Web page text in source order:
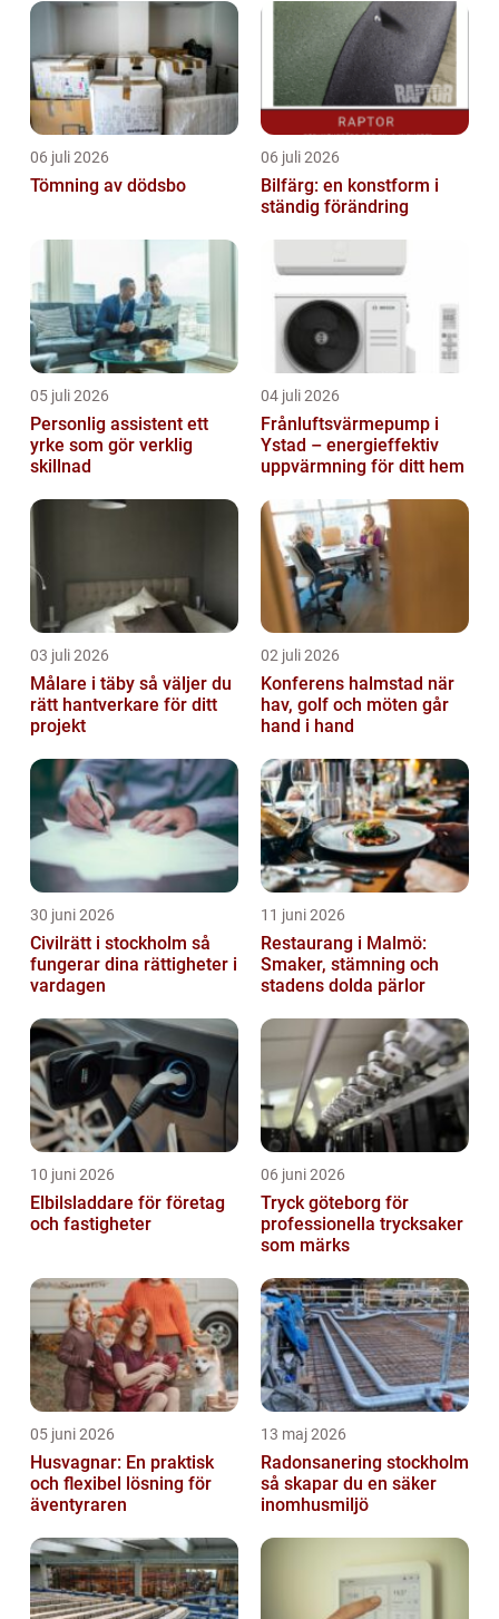
06 juli 2026
Tömning av dödsbo
06 juli 2026
Bilfärg: en konstform i
ständig förändring
05 juli 2026
Personlig assistent ett
yrke som gör verklig
skillnad
04 juli 2026
Frånluftsvärmepump i
Ystad – energieffektiv
uppvärmning för ditt hem
03 juli 2026
Målare i täby så väljer du
rätt hantverkare för ditt
projekt
02 juli 2026
Konferens halmstad när
hav, golf och möten går
hand i hand
30 juni 2026
Civilrätt i stockholm så
fungerar dina rättigheter i
vardagen
11 juni 2026
Restaurang i Malmö:
Smaker, stämning och
stadens dolda pärlor
10 juni 2026
Elbilsladdare för företag
och fastigheter
06 juni 2026
Tryck göteborg för
professionella trycksaker
som märks
05 juni 2026
Husvagnar: En praktisk
och flexibel lösning för
äventyraren
13 maj 2026
Radonsanering stockholm
så skapar du en säker
inomhusmiljö